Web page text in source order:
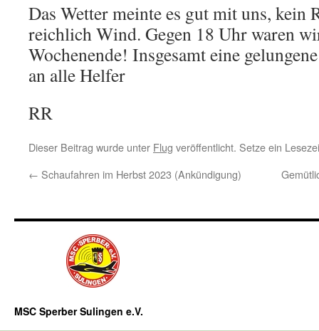
Das Wetter meinte es gut mit uns, kein
reichlich Wind. Gegen 18 Uhr waren
Wochenende! Insgesamt eine
an alle Helfer
RR
Dieser Beitrag wurde unter Flug veröffentlicht. Setze ein
← Schaufahren im Herbst 2023 (Ankündigung)
MSC Sperber Sulingen e.V.